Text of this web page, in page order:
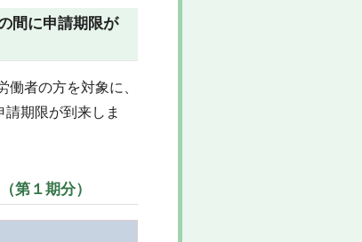
間に申請期限が
働者の方を対象に、
期限が到来しま
第１期分）